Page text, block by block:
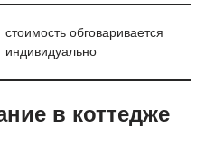
стоимость обговаривается
индивидуально
в коттедже